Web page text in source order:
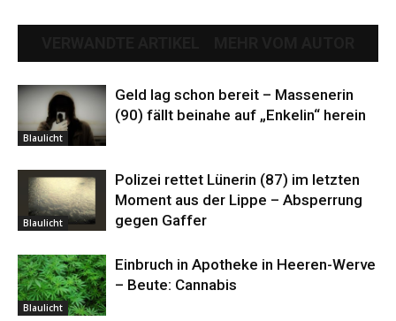
Blaulicht
Geld lag schon bereit – Massenerin
(90) fällt beinahe auf „Enkelin“ herein
Blaulicht
Polizei rettet Lünerin (87) im letzten
Moment aus der Lippe – Absperrung
gegen Gaffer
Blaulicht
Einbruch in Apotheke in Heeren-Werve
– Beute: Cannabis